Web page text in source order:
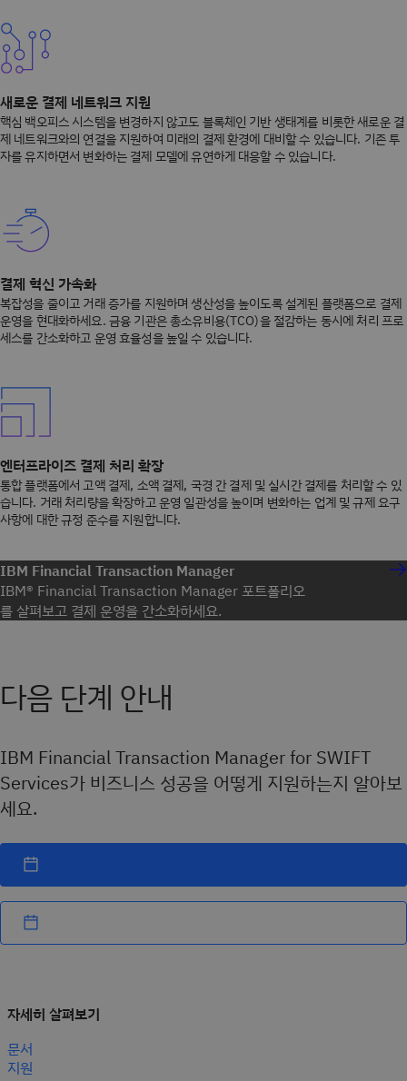
새로운 결제 네트워크 지원
핵심 백오피스 시스템을 변경하지 않고도 블록체인 기반 생태계를 비롯한 새로운 결
제 네트워크와의 연결을 지원하여 미래의 결제 환경에 대비할 수 있습니다. 기존 투
자를 유지하면서 변화하는 결제 모델에 유연하게 대응할 수 있습니다.
결제 혁신 가속화
복잡성을 줄이고 거래 증가를 지원하며 생산성을 높이도록 설계된 플랫폼으로 결제
운영을 현대화하세요. 금융 기관은 총소유비용(TCO)을 절감하는 동시에 처리 프로
세스를 간소화하고 운영 효율성을 높일 수 있습니다.
엔터프라이즈 결제 처리 확장
통합 플랫폼에서 고액 결제, 소액 결제, 국경 간 결제 및 실시간 결제를 처리할 수 있
습니다. 거래 처리량을 확장하고 운영 일관성을 높이며 변화하는 업계 및 규제 요구
사항에 대한 규정 준수를 지원합니다.
IBM Financial Transaction Manager
IBM® Financial Transaction Manager 포트폴리오
를 살펴보고 결제 운영을 간소화하세요.
다음 단계 안내
IBM Financial Transaction Manager for SWIFT
Services가 비즈니스 성공을 어떻게 지원하는지 알아보
세요.
자세히 살펴보기
문서
지원